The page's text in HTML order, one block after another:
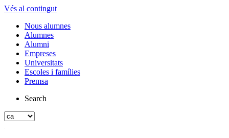
Vés al contingut
Nous alumnes
Alumnes
Alumni
Empreses
Universitats
Escoles i famílies
Premsa
Search